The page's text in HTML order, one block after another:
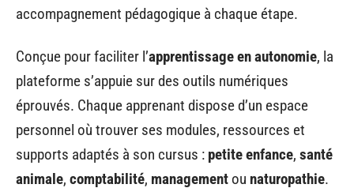
accompagnement pédagogique à chaque étape.
Conçue pour faciliter l’apprentissage en autonomie, la
plateforme s’appuie sur des outils numériques
éprouvés. Chaque apprenant dispose d’un espace
personnel où trouver ses modules, ressources et
supports adaptés à son cursus : petite enfance, santé
animale, comptabilité, management ou naturopathie.